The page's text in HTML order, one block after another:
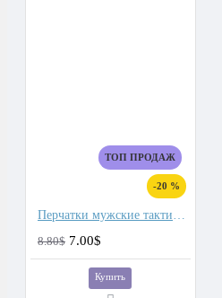
ТОП ПРОДАЖ
-20 %
Перчатки мужские тактические для сенсорных экранов, подкладка плюш
8.80$ 7.00$
Купить